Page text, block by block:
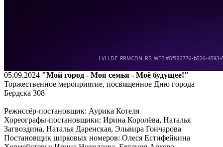
05.09.2024 "Мой город - Моя семья - Моё будущее!"
Торжественное мероприятие, посвященное Дню города
Бердска 308
Режиссёр-постановщик: Аурика Котеля
Хореографы-постановщики: Ирина Королёва, Наталья
Загвоздина, Наталья Даренская, Эльвира Гончарова
Постановщик цирковых номеров: Олеся Естифейкина